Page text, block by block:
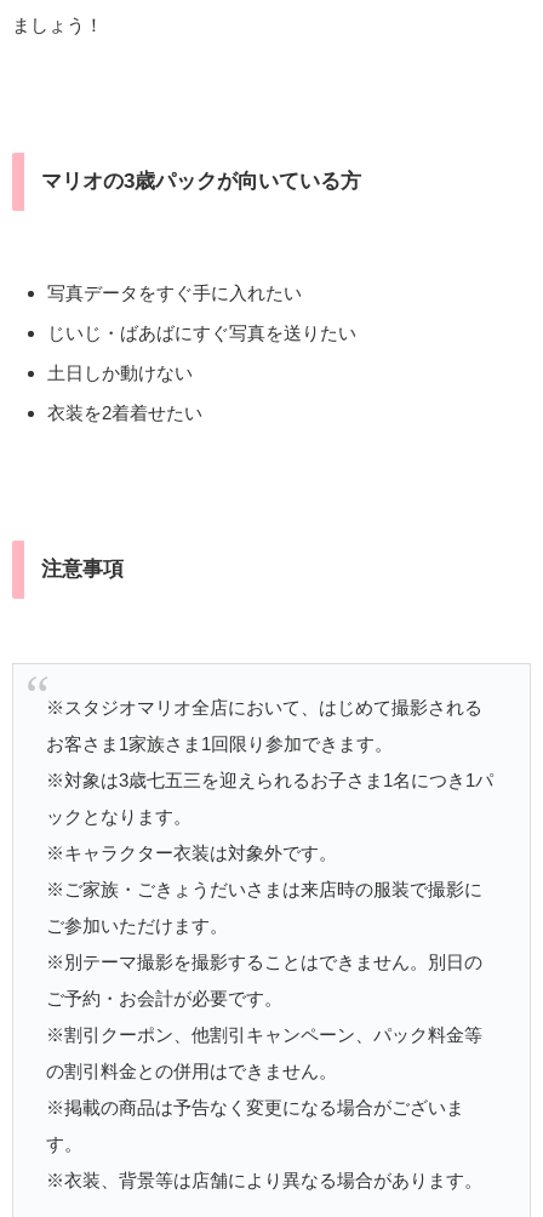
ましょう！
マリオの3歳パックが向いている方
写真データをすぐ手に入れたい
じいじ・ばあばにすぐ写真を送りたい
土日しか動けない
衣装を2着着せたい
注意事項
※スタジオマリオ全店において、はじめて撮影される
お客さま1家族さま1回限り参加できます。
※対象は3歳七五三を迎えられるお子さま1名につき1パ
ックとなります。
※キャラクター衣装は対象外です。
※ご家族・ごきょうだいさまは来店時の服装で撮影に
ご参加いただけます。
※別テーマ撮影を撮影することはできません。別日の
ご予約・お会計が必要です。
※割引クーポン、他割引キャンペーン、パック料金等
の割引料金との併用はできません。
※掲載の商品は予告なく変更になる場合がございま
す。
※衣装、背景等は店舗により異なる場合があります。